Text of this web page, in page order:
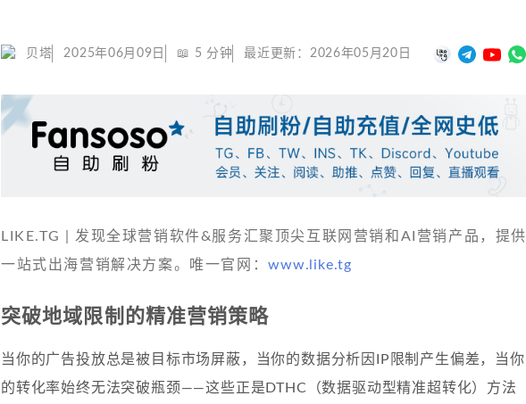
贝塔 2025年06月09日 📖 5 分钟 最近更新： 2026年05月20日
LIKE.TG | 发现全球营销软件&服务汇聚顶尖互联网营销和AI营销产品，提供
一站式出海营销解决方案。唯一官网：www.like.tg
突破地域限制的精准营销策略
当你的广告投放总是被目标市场屏蔽，当你的数据分析因IP限制产生偏差，当你
的转化率始终无法突破瓶颈——这些正是DTHC（数据驱动型精准超转化）方法